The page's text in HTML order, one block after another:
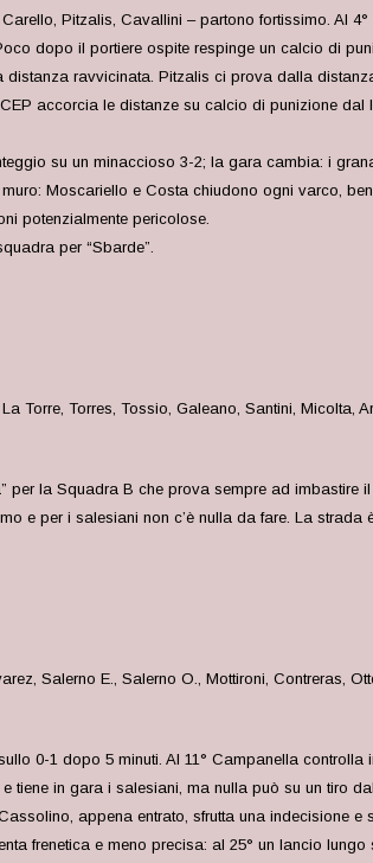
Pitzalis, Cavallini – partono fortissimo. Al
dopo il portiere ospite respinge un calcio di
ravvicinata. Pitzalis ci prova dalla
accorcia le distanze su calcio di punizione
su un minaccioso 3-2; la gara cambia: i
Moscariello e Costa chiudono ogni varco,
potenzialmente pericolose.
per “Sbarde”.
Torre, Torres, Tossio, Galeano, Santini, Micolta,
per la Squadra B che prova sempre ad
e per i salesiani non c’è nulla da fare. La strada
Salerno E., Salerno O., Mottironi, Contreras,
0-1 dopo 5 minuti. Al 11° Campanella
in gara i salesiani, ma nulla può su un tiro
appena entrato, sfrutta una indecisione
frenetica e meno precisa: al 25° un lancio